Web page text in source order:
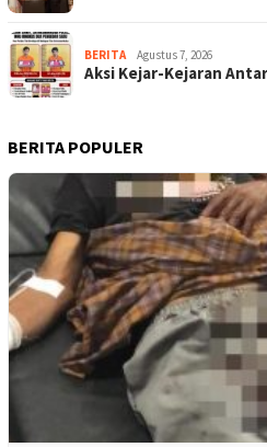
BERITA Agustus 7, 2026
Aksi Kejar-Kejaran
BERITA POPULER